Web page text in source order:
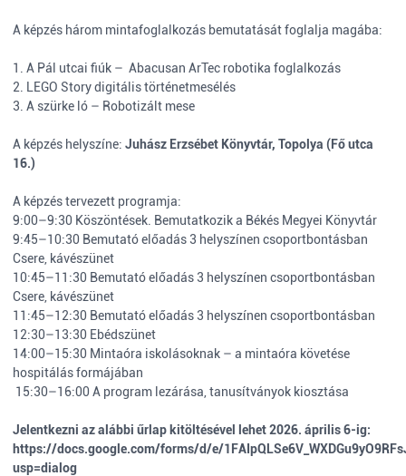
A képzés három mintafoglalkozás bemutatását foglalja magába:
1. A Pál utcai fiúk – Abacusan ArTec robotika foglalkozás
2. LEGO Story digitális történetmesélés
3. A szürke ló – Robotizált mese
A képzés helyszíne: Juhász Erzsébet Könyvtár, Topolya (Fő utca
16.)
A képzés tervezett programja:
9:00–9:30 Köszöntések. Bemutatkozik a Békés Megyei Könyvtár
9:45–10:30 Bemutató előadás 3 helyszínen csoportbontásban
Csere, kávészünet
10:45–11:30 Bemutató előadás 3 helyszínen csoportbontásban
Csere, kávészünet
11:45–12:30 Bemutató előadás 3 helyszínen csoportbontásban
12:30–13:30 Ebédszünet
14:00–15:30 Mintaóra iskolásoknak – a mintaóra követése
hospitálás formájában
15:30–16:00 A program lezárása, tanusítványok kiosztása
Jelentkezni az alábbi űrlap kitöltésével lehet 2026. április 6-ig:
https://docs.google.com/forms/d/e/
usp=dialog